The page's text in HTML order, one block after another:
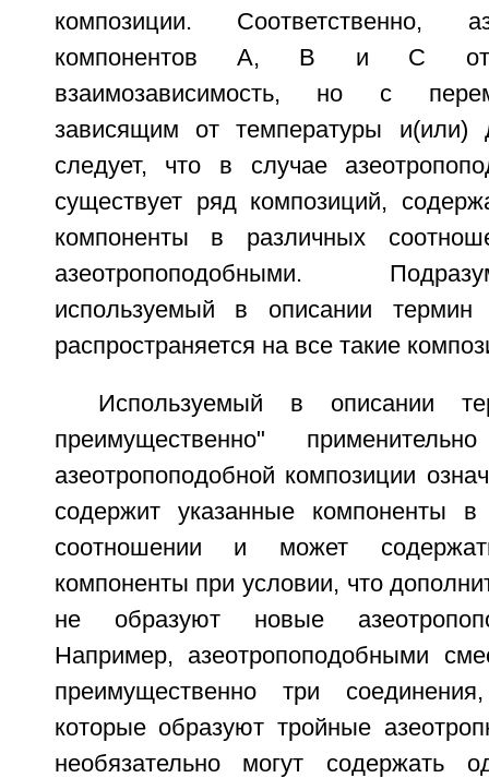
композиции. Соответственно,
компонентов А, В и С
взаимозависимость, но с
зависящим от температуры и(или)
следует, что в случае
существует ряд композиций,
компоненты в различных
азеотропоподобными.
используемый в описании термин
распространяется на все такие
Используемый в описании
преимущественно"
азеотропоподобной композиции
содержит указанные компоненты в
соотношении и может
компоненты при условии, что
не образуют новые
Например, азеотропоподобными
преимущественно три
которые образуют тройные
необязательно могут содержать